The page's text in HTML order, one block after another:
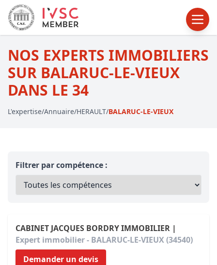
NOS EXPERTS IMMOBILIERS
SUR BALARUC-LE-VIEUX
DANS LE 34
L'expertise/Annuaire/HERAULT/BALARUC-LE-VIEUX
Filtrer par compétence :
CABINET JACQUES BORDRY IMMOBILIER |
Expert immobilier - BALARUC-LE-VIEUX (34540)
Demander un devis